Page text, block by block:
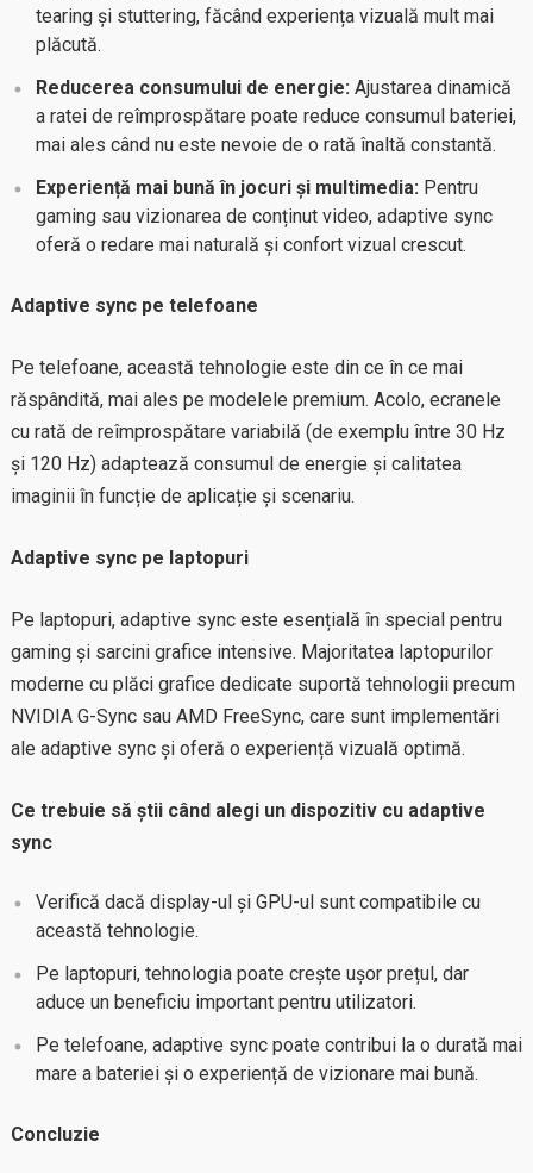
tearing și stuttering, făcând experiența vizuală mult mai
plăcută.
Reducerea consumului de energie: Ajustarea dinamică
a ratei de reîmprospătare poate reduce consumul bateriei,
mai ales când nu este nevoie de o rată înaltă constantă.
Experiență mai bună în jocuri și multimedia: Pentru
gaming sau vizionarea de conținut video, adaptive sync
oferă o redare mai naturală și confort vizual crescut.
Adaptive sync pe telefoane
Pe telefoane, această tehnologie este din ce în ce mai
răspândită, mai ales pe modelele premium. Acolo, ecranele
cu rată de reîmprospătare variabilă (de exemplu între 30 Hz
și 120 Hz) adaptează consumul de energie și calitatea
imaginii în funcție de aplicație și scenariu.
Adaptive sync pe laptopuri
Pe laptopuri, adaptive sync este esențială în special pentru
gaming și sarcini grafice intensive. Majoritatea laptopurilor
moderne cu plăci grafice dedicate suportă tehnologii precum
NVIDIA G-Sync sau AMD FreeSync, care sunt implementări
ale adaptive sync și oferă o experiență vizuală optimă.
Ce trebuie să știi când alegi un dispozitiv cu adaptive
sync
Verifică dacă display-ul și GPU-ul sunt compatibile cu
această tehnologie.
Pe laptopuri, tehnologia poate crește ușor prețul, dar
aduce un beneficiu important pentru utilizatori.
Pe telefoane, adaptive sync poate contribui la o durată mai
mare a bateriei și o experiență de vizionare mai bună.
Concluzie